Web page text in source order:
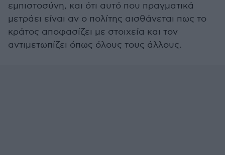
εμπιστοσύνη, και ότι αυτό που πραγματικά
μετράει είναι αν ο πολίτης αισθάνεται πως το
κράτος αποφασίζει με στοιχεία και τον
αντιμετωπίζει όπως όλους τους άλλους.